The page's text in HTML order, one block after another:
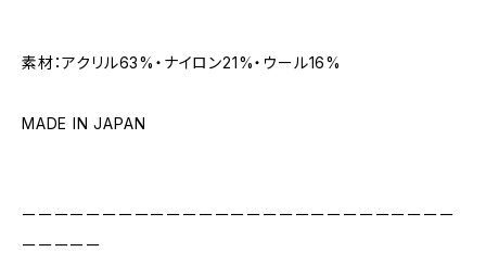
素材：アクリル63%・ナイロン21%・ウール16%
MADE IN JAPAN
ーーーーーーーーーーーーーーーーーーーーーーーーーーー
ーーーーー